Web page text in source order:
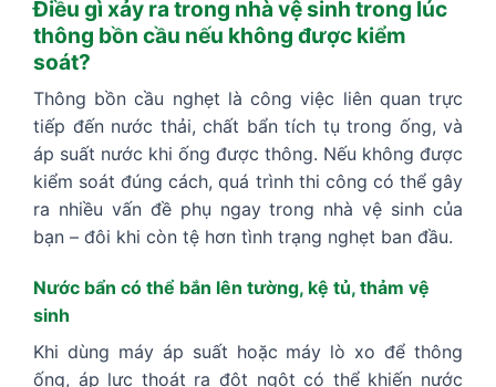
Điều gì xảy ra trong nhà vệ sinh trong lúc
thông bồn cầu nếu không được kiểm
soát?
Thông bồn cầu nghẹt là công việc liên quan trực
tiếp đến nước thải, chất bẩn tích tụ trong ống, và
áp suất nước khi ống được thông. Nếu không được
kiểm soát đúng cách, quá trình thi công có thể gây
ra nhiều vấn đề phụ ngay trong nhà vệ sinh của
bạn – đôi khi còn tệ hơn tình trạng nghẹt ban đầu.
Nước bẩn có thể bắn lên tường, kệ tủ, thảm vệ
sinh
Khi dùng máy áp suất hoặc máy lò xo để thông
ống, áp lực thoát ra đột ngột có thể khiến nước